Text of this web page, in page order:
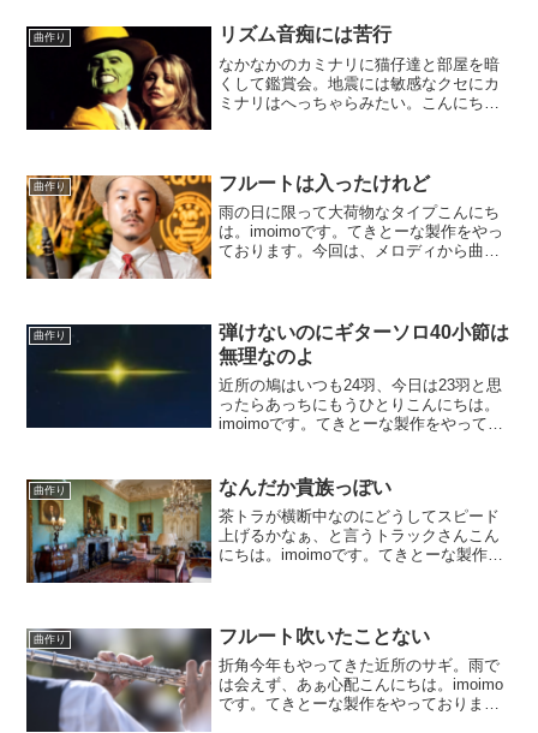
曲作り リズム音痴には苦行
なかなかのカミナリに猫仔達と部屋を暗
くして鑑賞会。地震には敏感なクセにカ
ミナリはへっちゃらみたい。こんにち
て作ろうと言う企画で...
曲作り フルートは入ったけれど
雨の日に限って大荷物なタイプこんにち
は。imoimoです。てきとーな製作をやっ
ております。今回は、メロディから曲を
メロディを回り持ち...
曲作り
弾けないのにギターソロ40小節は
無理なのよ
近所の鳩はいつも24羽、今日は23羽と思
ったらあっちにもうひとりこんにちは。
imoimoです。てきとーな製作をやってお
航しております。なんにも考えずに最初
のトラックを作...
曲作り なんだか貴族っぽい
茶トラが横断中なのにどうしてスピード
上げるかなぁ、と言うトラックさんこん
にちは。imoimoです。てきとーな製作を
ので、オーケスト...
曲作り フルート吹いたことない
折角今年もやってきた近所のサギ。雨で
は会えず、あぁ心配こんにちは。imoimo
です。てきとーな製作をやっておりま